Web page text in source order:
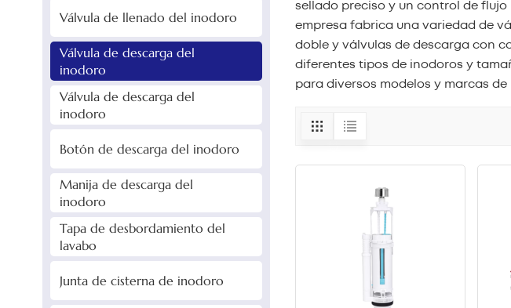
Válvula de llenado del inodoro
Válvula de descarga del
inodoro
Válvula de descarga del
inodoro
Botón de descarga del inodoro
Manija de descarga del
inodoro
Tapa de desbordamiento del
lavabo
Junta de cisterna de inodoro
sellado preciso y un control de
empresa fabrica una variedad de
doble y válvulas de descarga con
diferentes tipos de inodoros y
para diversos modelos y marcas de